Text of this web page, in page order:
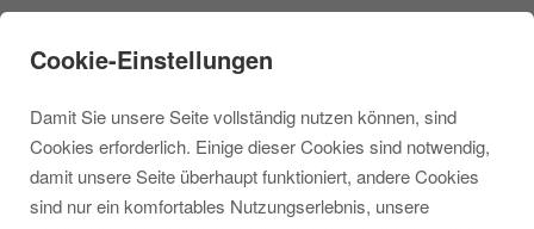
Cookie-Einstellungen
Damit Sie unsere Seite vollständig nutzen können, sind
Cookies erforderlich. Einige dieser Cookies sind notwendig,
damit unsere Seite überhaupt funktioniert, andere Cookies
sind nur ein komfortables Nutzungserlebnis, unsere